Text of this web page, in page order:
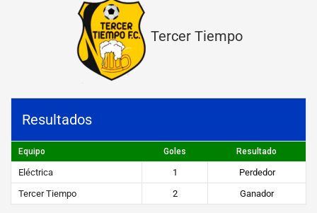
c
e
Tercer Tiempo
Resultados
Equipo Goles Resultado
Eléctrica 1
Perdedor
Tercer Tiempo
2 Ganador